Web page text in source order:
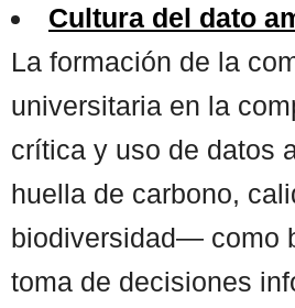
Cultura del dato
La formación de la
universitaria en la
crítica y uso de datos
huella de carbono,
biodiversidad— como
toma de decisiones